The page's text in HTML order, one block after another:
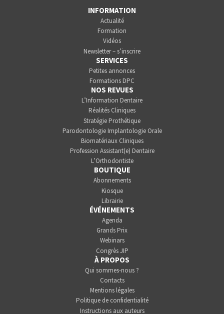
INFORMATION
Actualité
Formation
Vidéos
Newsletter – s’inscrire
SERVICES
Petites annonces
Formations DPC
NOS REVUES
L’Information Dentaire
Réalités Cliniques
Stratégie Prothétique
Parodontologie Implantologie Orale
Biomatériaux Cliniques
Profession Assistant(e) Dentaire
L’Orthodontiste
BOUTIQUE
Abonnements
Kiosque
Librairie
ÉVÉNEMENTS
Agenda
Grands Prix
Webinars
Congrès JIP
À PROPOS
Qui sommes-nous ?
Contacts
Mentions légales
Politique de confidentialité
Instructions aux auteurs